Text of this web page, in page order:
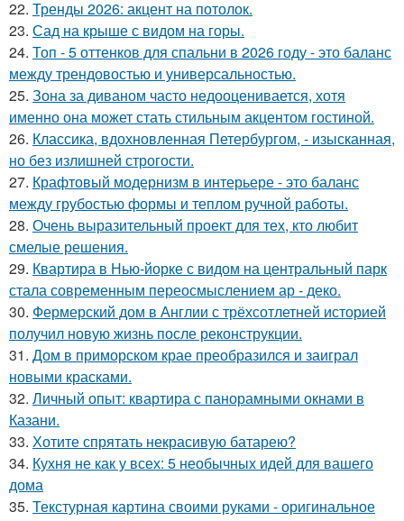
22. Тренды 2026: акцент на потолок.
23. Сад на крыше с видом на горы.
24. Топ - 5 оттенков для спальни в 2026 году - это баланс
между трендовостью и универсальностью.
25. Зона за диваном часто недооценивается, хотя
именно она может стать стильным акцентом гостиной.
26. Классика, вдохновленная Петербургом, - изысканная,
но без излишней строгости.
27. Крафтовый модернизм в интерьере - это баланс
между грубостью формы и теплом ручной работы.
28. Очень выразительный проект для тех, кто любит
смелые решения.
29. Квартира в Нью-йорке с видом на центральный парк
стала современным переосмыслением ар - деко.
30. Фермерский дом в Англии с трёхсотлетней историей
получил новую жизнь после реконструкции.
31. Дом в приморском крае преобразился и заиграл
новыми красками.
32. Личный опыт: квартира с панорамными окнами в
Казани.
33. Хотите спрятать некрасивую батарею?
34. Кухня не как у всех: 5 необычных идей для вашего
дома
35. Текстурная картина своими руками - оригинальное